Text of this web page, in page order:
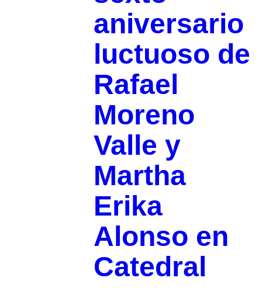
aniversario
luctuoso de
Rafael
Moreno
Valle y
Martha
Erika
Alonso en
Catedral